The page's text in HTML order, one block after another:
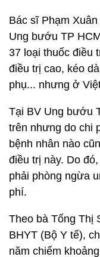
Bác sĩ Phạm
Ung bướu TP
37 loại thuốc điều
điều trị cao, kéo
phụ... nhưng ở
Tại BV Ung bướu
trên nhưng do chi
bệnh nhân nào
điều trị này. Do
phải phòng ngừa
phí.
Theo bà Tống Thị
BHYT (Bộ Y tế),
năm chiếm